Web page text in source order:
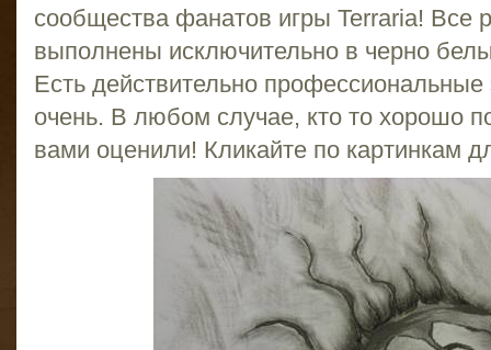
сообщества фанатов игры Terraria! Все
выполнены исключительно в черно
Есть действительно профессиональные
очень. В любом случае, кто то хорошо
вами оценили! Кликайте по картинкам